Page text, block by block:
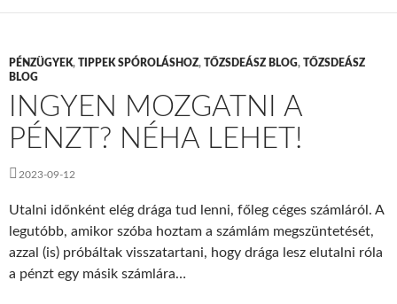
PÉNZÜGYEK, TIPPEK SPÓROLÁSHOZ, TŐZSDEÁSZ BLOG, TŐZSDEÁSZ
BLOG
INGYEN MOZGATNI A
PÉNZT? NÉHA LEHET!
2023-09-12
Utalni időnként elég drága tud lenni, főleg céges számláról. A
legutóbb, amikor szóba hoztam a számlám megszüntetését,
azzal (is) próbáltak visszatartani, hogy drága lesz elutalni róla
a pénzt egy másik számlára…